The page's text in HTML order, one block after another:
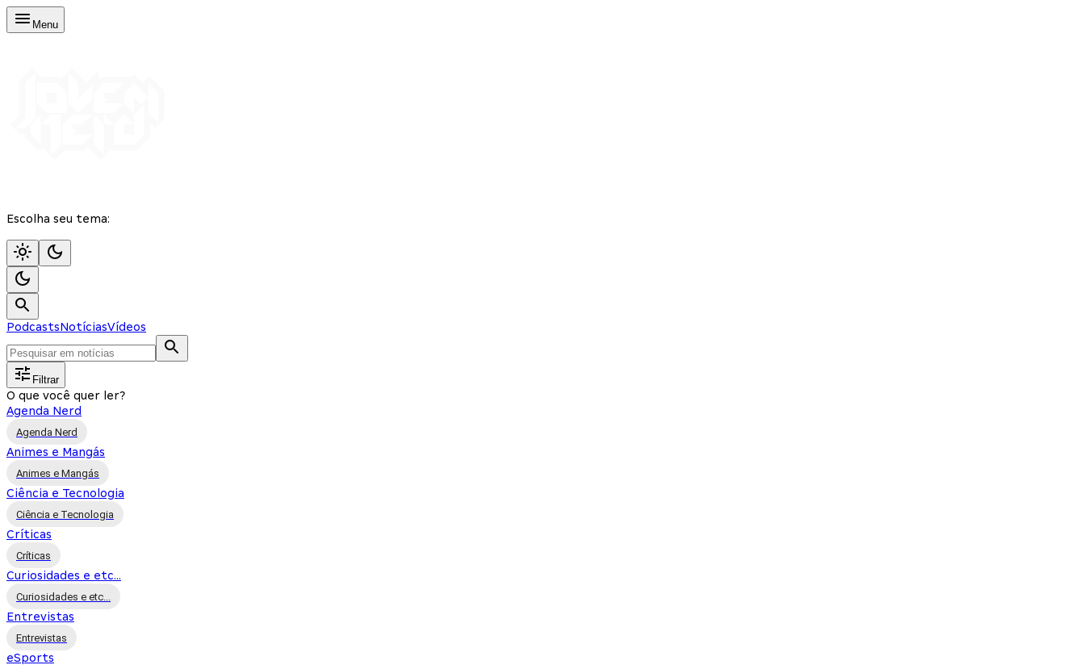
Menu
Escolha seu tema:
PodcastsNotíciasVídeos
Filtrar
O que você quer ler?
Agenda Nerd
Agenda Nerd
Animes e Mangás
Animes e Mangás
Ciência e Tecnologia
Ciência e Tecnologia
Críticas
Críticas
Curiosidades e etc...
Curiosidades e etc...
Entrevistas
Entrevistas
eSports